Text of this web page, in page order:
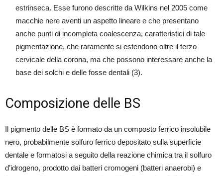
estrinseca. Esse furono descritte da Wilkins nel 2005 come
macchie nere aventi un aspetto lineare e che presentano
anche punti di incompleta coalescenza, caratteristici di tale
pigmentazione, che raramente si estendono oltre il terzo
cervicale della corona, ma che possono interessare anche la
base dei solchi e delle fosse dentali (3).
Composizione delle BS
Il pigmento delle BS è formato da un composto ferrico insolubile
nero, probabilmente solfuro ferrico depositato sulla superficie
dentale e formatosi a seguito della reazione chimica tra il solfuro
d’idrogeno, prodotto dai batteri cromogeni (batteri anaerobi) e